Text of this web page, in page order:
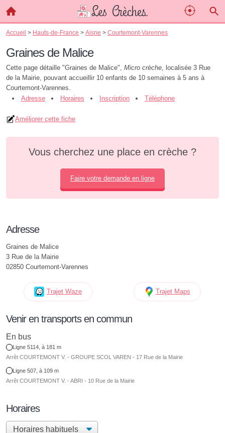
Accueil > Hauts-de-France > Aisne > Courtemont-Varennes
Graines de Malice
Cette page détaille "Graines de Malice", Micro crèche, localisée 3 Rue
de la Mairie, pouvant accueillir 10 enfants de 10 semaines à 5 ans à
Courtemont-Varennes.
Adresse
Horaires Inscription Téléphone
Améliorer cette fiche
Vous cherchez une place en crèche ?
Faire votre demande en ligne
Adresse
Graines de Malice
3 Rue de la Mairie
02850 Courtemont-Varennes
Trajet Waze Trajet Maps
Venir en transports en commun
En bus
Ligne 5114, à 181 m
Arrêt COURTEMONT V. - GROUPE SCOL VAREN - 17 Rue de la Mairie
Ligne 507, à 109 m
Arrêt COURTEMONT V. - ABRI - 10 Rue de la Mairie
Horaires